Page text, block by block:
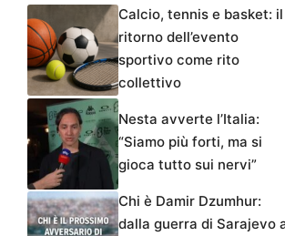
Calcio, tennis e basket: il
ritorno dell’evento
sportivo come rito
collettivo
Nesta avverte l’Italia:
“Siamo più forti, ma si
gioca tutto sui nervi”
Chi è Damir Dzumhur:
dalla guerra di Sarajevo